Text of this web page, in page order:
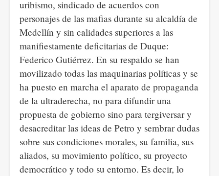
uribismo, sindicado de acuerdos con
personajes de las mafias durante su alcaldía de
Medellín y sin calidades superiores a las
manifiestamente deficitarias de Duque:
Federico Gutiérrez. En su respaldo se han
movilizado todas las maquinarias políticas y se
ha puesto en marcha el aparato de propaganda
de la ultraderecha, no para difundir una
propuesta de gobierno sino para tergiversar y
desacreditar las ideas de Petro y sembrar dudas
sobre sus condiciones morales, su familia, sus
aliados, su movimiento político, su proyecto
democrático y todo su entorno. Es decir, lo